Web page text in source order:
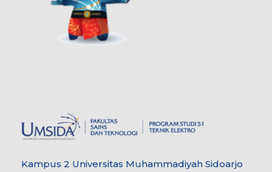
Kampus 2 Universitas Muhammadiyah Sidoarjo